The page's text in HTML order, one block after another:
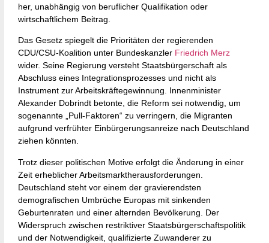
her, unabhängig von beruflicher Qualifikation oder
wirtschaftlichem Beitrag.
Das Gesetz spiegelt die Prioritäten der regierenden
CDU/CSU-Koalition unter Bundeskanzler Friedrich Merz
wider. Seine Regierung versteht Staatsbürgerschaft als
Abschluss eines Integrationsprozesses und nicht als
Instrument zur Arbeitskräftegewinnung. Innenminister
Alexander Dobrindt betonte, die Reform sei notwendig, um
sogenannte „Pull-Faktoren“ zu verringern, die Migranten
aufgrund verfrühter Einbürgerungsanreize nach Deutschland
ziehen könnten.
Trotz dieser politischen Motive erfolgt die Änderung in einer
Zeit erheblicher Arbeitsmarktherausforderungen.
Deutschland steht vor einem der gravierendsten
demografischen Umbrüche Europas mit sinkenden
Geburtenraten und einer alternden Bevölkerung. Der
Widerspruch zwischen restriktiver Staatsbürgerschaftspolitik
und der Notwendigkeit, qualifizierte Zuwanderer zu